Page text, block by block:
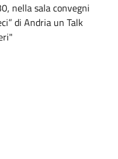
nella sala convegni
di Andria un Talk